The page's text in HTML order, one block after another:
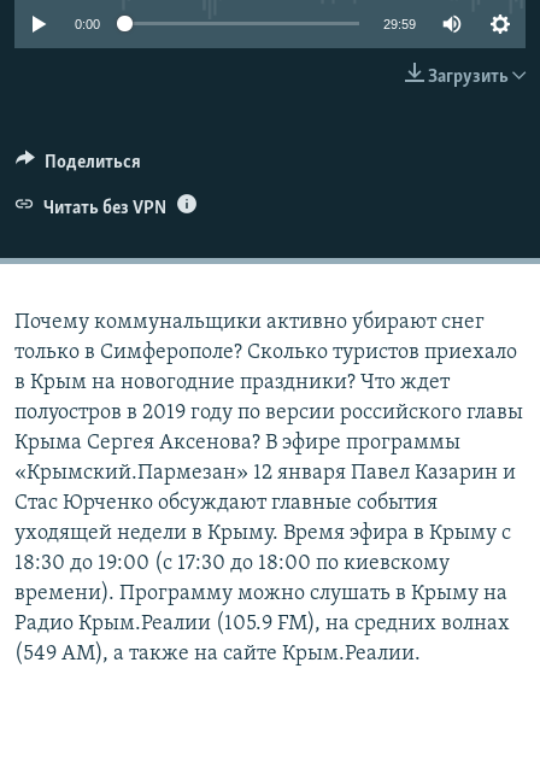
ПОБЕДИТЕЛЕЙ НЕ СУДЯТ?
УКРАИНСКАЯ ПРОБЛЕМА КРЫМА
ПРИСОЕДИНЯЙТЕСЬ!
0:00 29:59
Загрузить
Поделиться
Читать без VPN
Почему коммунальщики активно убирают снег
только в Симферополе? Сколько туристов приехало
в Крым на новогодние праздники? Что ждет
полуостров в 2019 году по версии российского главы
Крыма Сергея Аксенова? В эфире программы
«Крымский.Пармезан» 12 января Павел Казарин и
Стас Юрченко обсуждают главные события
уходящей недели в Крыму. Время эфира в Крыму с
18:30 до 19:00 (с 17:30 до 18:00 по киевскому
времени). Программу можно слушать в Крыму на
Радио Крым.Реалии (105.9 FM), на средних волнах
(549 АМ), а также на сайте Крым.Реалии.